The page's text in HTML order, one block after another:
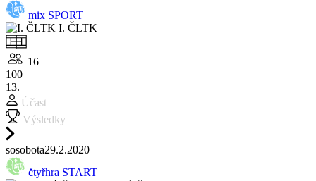
mix SPORT
I. ČLTK
16
100
13.
Účast
Výsledky
sosobota29.2.2020
čtyřhra START